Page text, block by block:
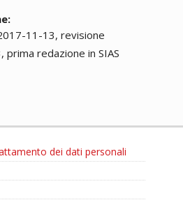
11-13, revisione
prima redazione in SIAS
dei dati personali